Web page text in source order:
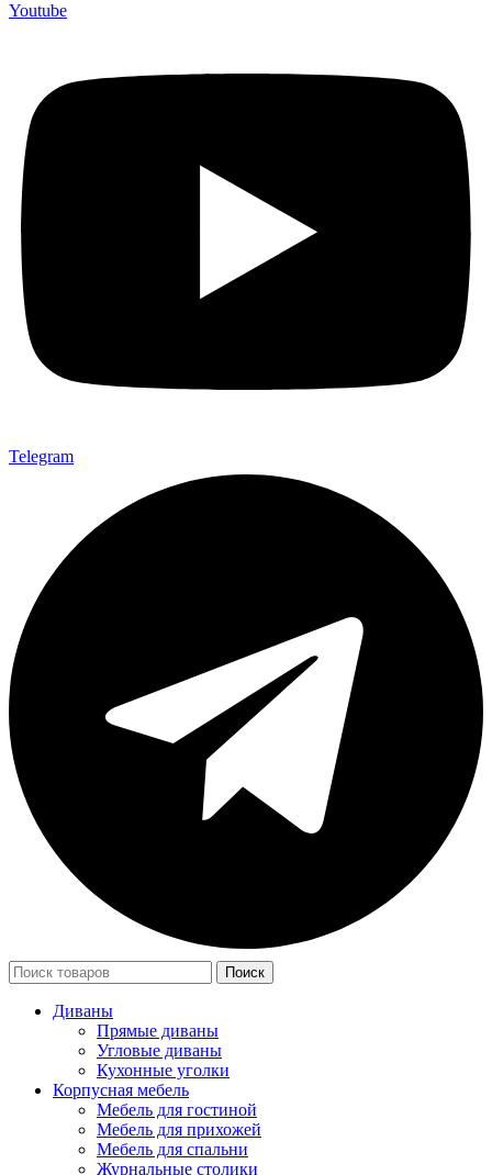
Youtube
Telegram
Поиск
Диваны
Прямые диваны
Угловые диваны
Кухонные уголки
Корпусная мебель
Мебель для гостиной
Мебель для прихожей
Мебель для спальни
Журнальные столики